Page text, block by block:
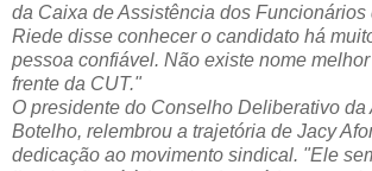
da Caixa de Assistência dos Funcionários
Riede disse conhecer o candidato há
pessoa confiável. Não existe nome
frente da CUT."
O presidente do Conselho Deliberativo da
Botelho, relembrou a trajetória de Jacy
dedicação ao movimento sindical. "Ele